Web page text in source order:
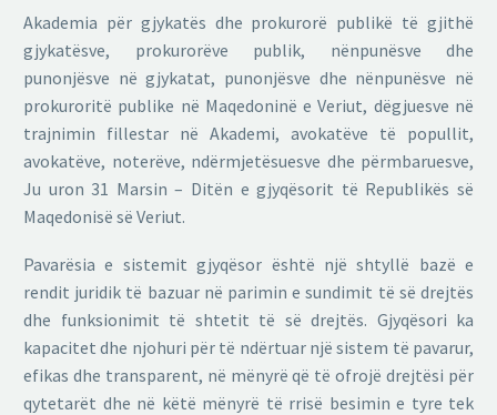
Akademia për gjykatës dhe prokurorë publikë të gjithë
gjykatësve, prokurorëve publik, nënpunësve dhe
punonjësve në gjykatat, punonjësve dhe nënpunësve në
prokuroritë publike në Maqedoninë e Veriut, dëgjuesve në
trajnimin fillestar në Akademi, avokatëve të popullit,
avokatëve, noterëve, ndërmjetësuesve dhe përmbaruesve,
Ju uron 31 Marsin – Ditën e gjyqësorit të Republikës së
Maqedonisë së Veriut.
Pavarësia e sistemit gjyqësor është një shtyllë bazë e
rendit juridik të bazuar në parimin e sundimit të së drejtës
dhe funksionimit të shtetit të së drejtës. Gjyqësori ka
kapacitet dhe njohuri për të ndërtuar një sistem të pavarur,
efikas dhe transparent, në mënyrë që të ofrojë drejtësi për
qytetarët dhe në këtë mënyrë të rrisë besimin e tyre tek